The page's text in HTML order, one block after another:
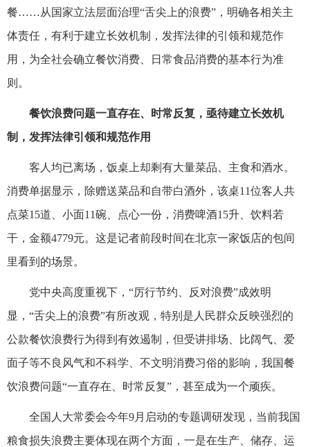
餐……从国家立法层面治理“舌尖上的浪费”，明确各相关主
体责任，有利于建立长效机制，发挥法律的引领和规范作
用，为全社会确立餐饮消费、日常食品消费的基本行为准
则。
餐饮浪费问题一直存在、时常反复，亟待建立长效机
制，发挥法律引领和规范作用
客人均已离场，饭桌上却剩有大量菜品、主食和酒水。
消费单据显示，除赠送菜品和自带白酒外，该桌11位客人共
点菜15道、小面11碗、点心一份，消费啤酒15升、饮料若
干，金额4779元。这是记者前段时间在北京一家饭店的包间
里看到的场景。
党中央高度重视下，“厉行节约、反对浪费”成效明
显，“舌尖上的浪费”有所改观，特别是人民群众反映强烈的
公款餐饮浪费行为得到有效遏制，但受讲排场、比阔气、爱
面子等不良风气和不科学、不文明消费习俗的影响，我国餐
饮浪费问题“一直存在、时常反复”，甚至成为一个顽疾。
全国人大常委会今年9月启动的专题调研发现，当前我国
粮食损失浪费主要体现在两个方面，一是在生产、储存、运